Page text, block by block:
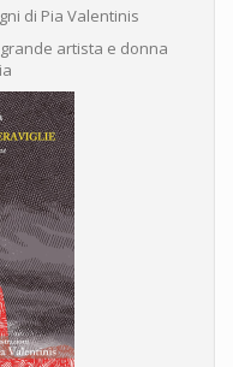
di Pia Valentinis
artista e donna